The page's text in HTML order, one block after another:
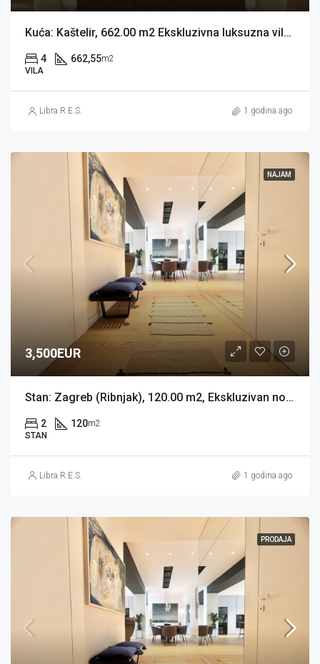
Kuća: Kaštelir, 662.00 m2 Ekskluzivna luksuzna vila (prodaja)
4 662,55m2
VILA
Libra R.E.S. 1 godina ago
NAJAM
3,500EUR
Stan: Zagreb (Ribnjak), 120.00 m2, Ekskluzivan novouređeni stan (iznajmljivanje)
2 120m2
STAN
Libra R.E.S. 1 godina ago
PRODAJA